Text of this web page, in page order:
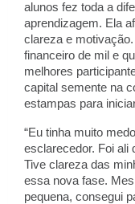
alunos fez toda a
aprendizagem. Ela
clareza e
financeiro de mil e
melhores
capital semente na
estampas para
“Eu tinha muito
esclarecedor. Foi ali
Tive clareza das
essa nova fase.
pequena, consegui